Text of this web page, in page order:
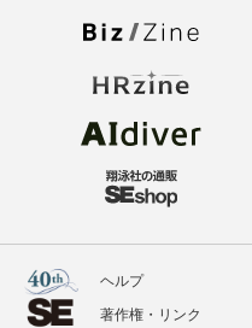
ヘルプ
著作権・リンク